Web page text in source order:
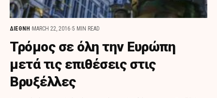
ΔΙΕΘΝΗ MARCH 22, 2016 5 MIN READ
Τρόμος σε όλη την Ευρώπη
μετά τις επιθέσεις στις
Βρυξέλλες